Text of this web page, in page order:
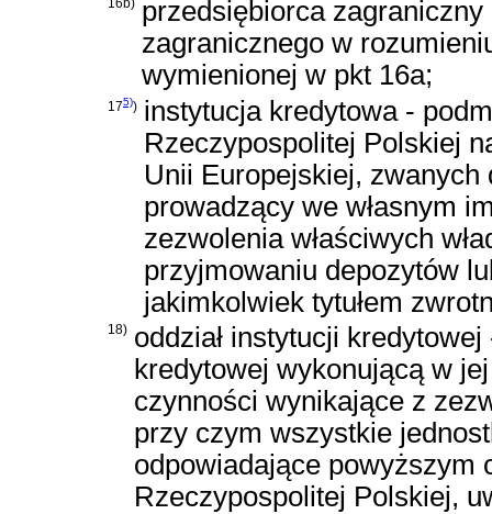
16b) przedsiębiorca
zagranicznego w
wymienionej w pkt 16a;
175)) instytucja kredytowa -
Rzeczypospolitej Polskiej
Unii Europejskiej, zwanych
prowadzący we własnym
zezwolenia właściwych
przyjmowaniu depozytów
jakimkolwiek tytułem
18) oddział instytucji
kredytowej wykonującą w
czynności wynikające z
przy czym wszystkie
odpowiadające powyższym
Rzeczypospolitej Polskiej,